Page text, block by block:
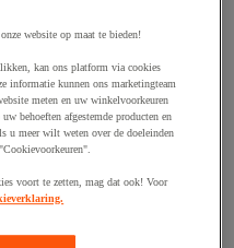
website op maat te bieden!
kan ons platform via cookies
informatie kunnen ons marketingteam
meten en uw winkelvoorkeuren
behoeften afgestemde producten en
u meer wilt weten over de doeleinden
voort te zetten, mag dat ook! Voor